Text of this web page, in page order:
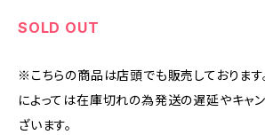
SOLD OUT
※こちらの商品は店頭でも販売しております
によっては在庫切れの為発送の遅延やキャ
ざいます。